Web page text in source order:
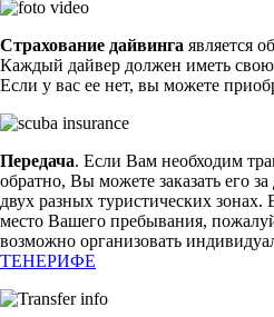
Страхование дайвинга является
Каждый дайвер должен иметь
Если у вас ее нет, вы можете
Передача. Если Вам необходим
обратно, Вы можете заказать его
двух разных туристических зонах.
место Вашего пребывания,
возможно организовать
ТЕНЕРИФЕ